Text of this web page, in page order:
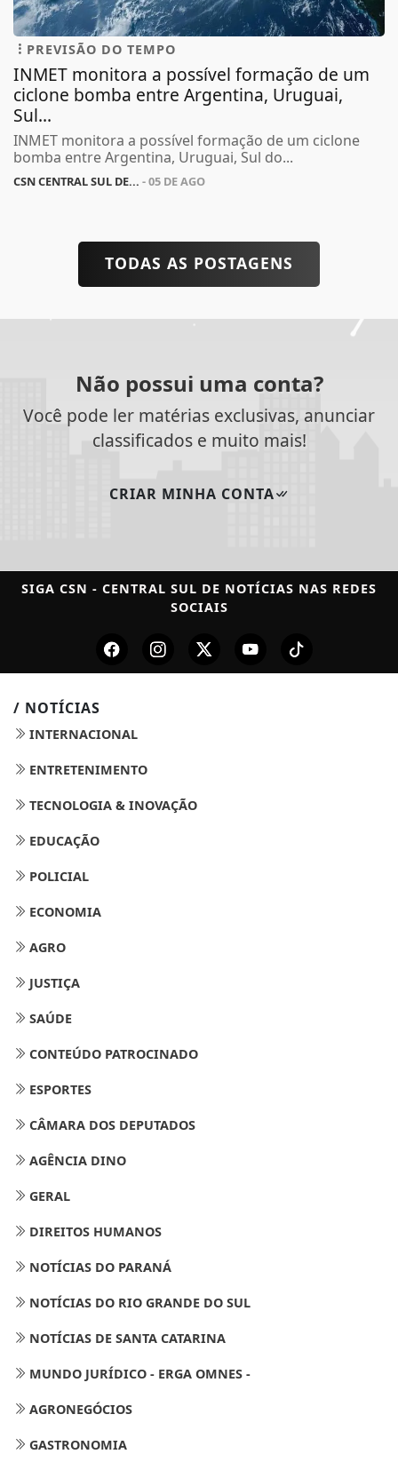
PREVISÃO DO TEMPO
INMET monitora a possível formação de um
ciclone bomba entre Argentina, Uruguai,
Sul...
INMET monitora a possível formação de um ciclone
bomba entre Argentina, Uruguai, Sul do...
CSN CENTRAL SUL DE... - 05 DE AGO
TODAS AS POSTAGENS
Não possui uma conta?
Você pode ler matérias exclusivas, anunciar
classificados e muito mais!
CRIAR MINHA CONTA
SIGA CSN - CENTRAL SUL DE NOTÍCIAS NAS REDES
SOCIAIS
/ NOTÍCIAS
INTERNACIONAL
ENTRETENIMENTO
TECNOLOGIA & INOVAÇÃO
EDUCAÇÃO
POLICIAL
ECONOMIA
AGRO
JUSTIÇA
SAÚDE
CONTEÚDO PATROCINADO
ESPORTES
CÂMARA DOS DEPUTADOS
AGÊNCIA DINO
GERAL
DIREITOS HUMANOS
NOTÍCIAS DO PARANÁ
NOTÍCIAS DO RIO GRANDE DO SUL
NOTÍCIAS DE SANTA CATARINA
MUNDO JURÍDICO - ERGA OMNES -
AGRONEGÓCIOS
GASTRONOMIA